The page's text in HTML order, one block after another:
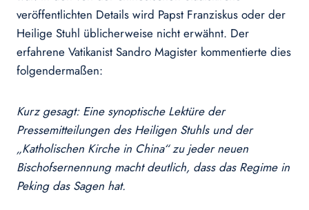
veröffentlichten Details wird Papst Franziskus oder der
Heilige Stuhl üblicherweise nicht erwähnt. Der
erfahrene Vatikanist Sandro Magister kommentierte dies
folgendermaßen:
Kurz gesagt: Eine synoptische Lektüre der
Pressemitteilungen des Heiligen Stuhls und der
„Katholischen Kirche in China“ zu jeder neuen
Bischofsernennung macht deutlich, dass das Regime in
Peking das Sagen hat.